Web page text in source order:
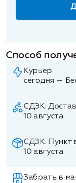
Способ
Курьер
сегодня —
СДЭК.
10 августа
СДЭК. Пункт
10 августа
Забрать в